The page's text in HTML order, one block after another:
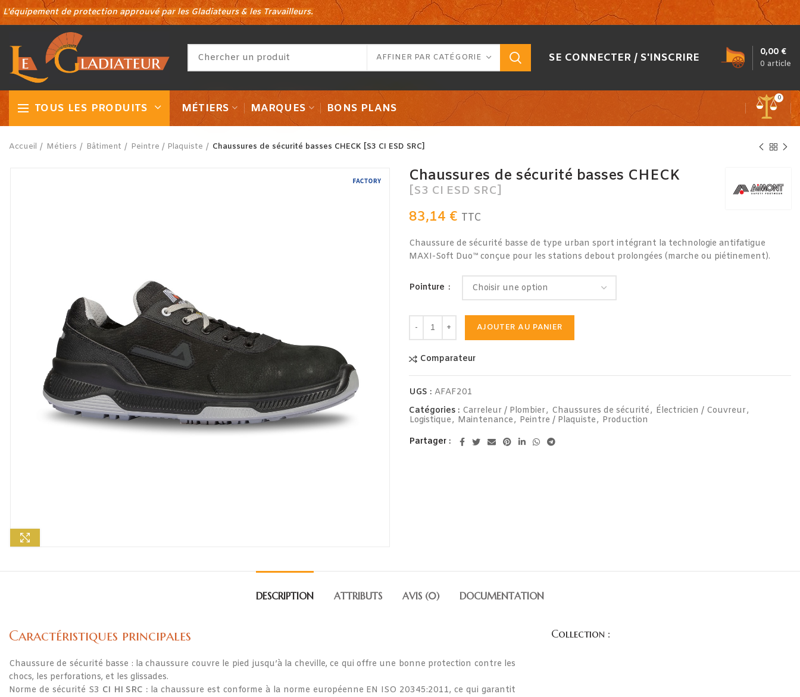
L'équipement de protection approuvé par les Gladiateurs & les Travailleurs.
AFFINER PAR CATÉGORIE SE CONNECTER / S'INSCRIRE 0 article
0,00 €
TOUS LES PRODUITS MÉTIERS MARQUES BONS PLANS
0
Accueil Métiers Bâtiment Peintre / Plaquiste Chaussures de sécurité basses CHECK [S3 CI ESD SRC]
Chaussures de sécurité basses CHECK
[S3 CI ESD SRC]
83,14 € TTC
Chaussure de sécurité basse de type urban sport intégrant la technologie antifatigue
MAXI-Soft Duo™ conçue pour les stations debout prolongées (marche ou piétinement).
Pointure
AJOUTER AU PANIER
Alternative:
Comparateur
UGS : AFAF201
Catégories : Carreleur / Plombier, Chaussures de sécurité, Électricien / Couvreur,
Logistique, Maintenance, Peintre / Plaquiste, Production
Partager
DESCRIPTION ATTRIBUTS AVIS (0) DOCUMENTATION
Caractéristiques principales
Chaussure de sécurité basse : la chaussure couvre le pied jusqu’à la cheville, ce qui offre une bonne protection contre les
chocs, les perforations, et les glissades.
Norme de sécurité S3 CI HI SRC : la chaussure est conforme à la norme européenne EN ISO 20345:2011, ce qui garantit
Collection :
Panneau de gestion des cookies